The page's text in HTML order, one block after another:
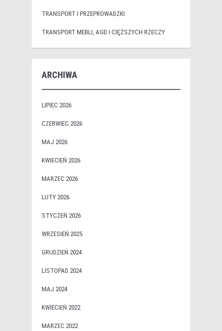
TRANSPORT I PRZEPROWADZKI
TRANSPORT MEBLI, AGD I CIĘŻSZYCH RZECZY
ARCHIWA
LIPIEC 2026
CZERWIEC 2026
MAJ 2026
KWIECIEŃ 2026
MARZEC 2026
LUTY 2026
STYCZEŃ 2026
WRZESIEŃ 2025
GRUDZIEŃ 2024
LISTOPAD 2024
MAJ 2024
KWIECIEŃ 2022
MARZEC 2022